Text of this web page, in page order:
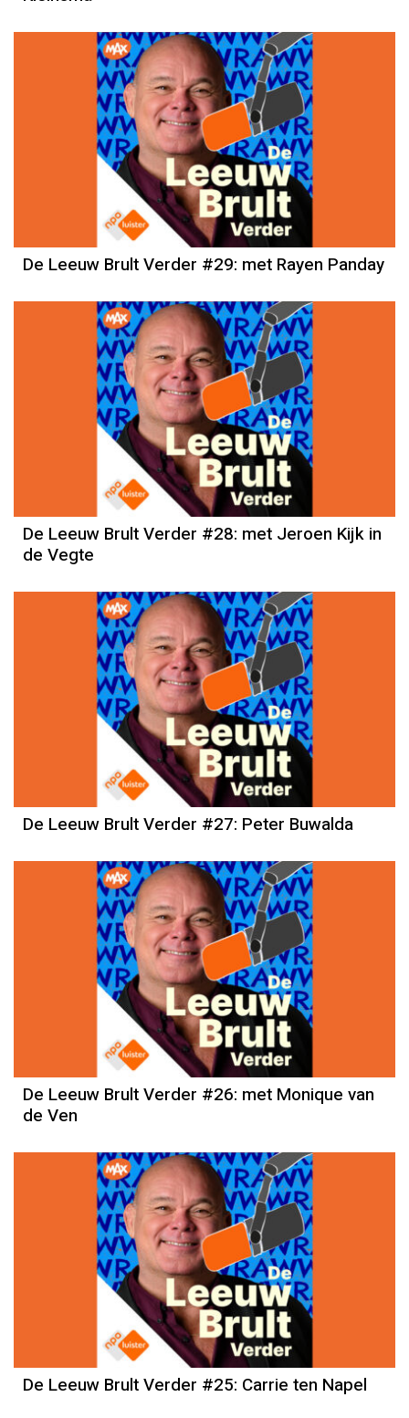
De Leeuw Brult Verder #29: met Rayen Panday
De Leeuw Brult Verder #28: met Jeroen Kijk in
de Vegte
De Leeuw Brult Verder #27: Peter Buwalda
De Leeuw Brult Verder #26: met Monique van
de Ven
De Leeuw Brult Verder #25: Carrie ten Napel